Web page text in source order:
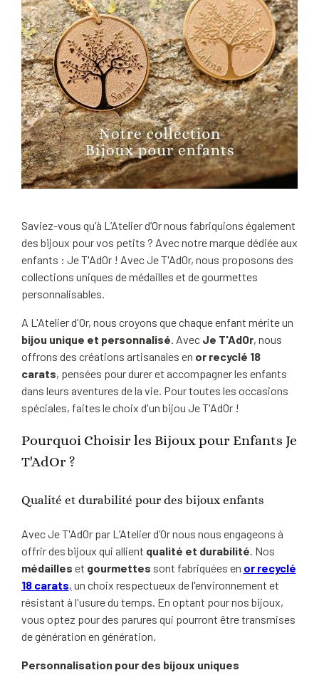
Saviez-vous qu’à L’Atelier d’Or nous fabriquions également
des bijoux pour vos petits ? Avec notre marque dédiée aux
enfants : Je T'AdOr ! Avec Je T'AdOr, nous proposons des
collections uniques de médailles et de gourmettes
personnalisables.
A L'Atelier d'Or, nous croyons que chaque enfant mérite un
bijou unique et personnalisé. Avec Je T'AdOr, nous
offrons des créations artisanales en or recyclé 18
carats, pensées pour durer et accompagner les enfants
dans leurs aventures de la vie. Pour toutes les occasions
spéciales, faites le choix d'un bijou Je T'AdOr !
Pourquoi Choisir les Bijoux pour Enfants Je
T'AdOr ?
Qualité et durabilité pour des bijoux enfants
Avec Je T'AdOr par L’Atelier d’Or nous nous engageons à
offrir des bijoux qui allient qualité et durabilité. Nos
médailles et gourmettes sont fabriquées en or recyclé
18 carats, un choix respectueux de l'environnement et
résistant à l'usure du temps. En optant pour nos bijoux,
vous optez pour des parures qui pourront être transmises
de génération en génération.
Personnalisation pour des bijoux uniques